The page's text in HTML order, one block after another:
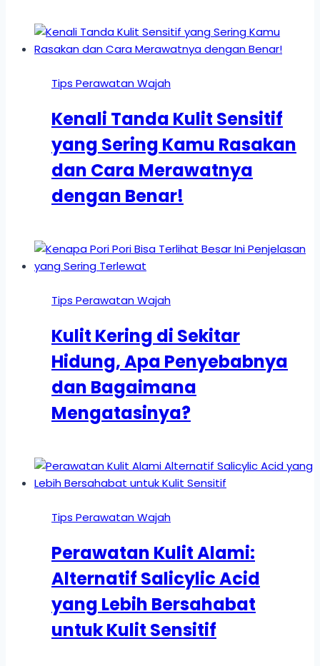
Tips Perawatan Wajah
Kenali Tanda Kulit Sensitif
yang Sering Kamu Rasakan
dan Cara Merawatnya
dengan Benar!
Tips Perawatan Wajah
Kulit Kering di Sekitar
Hidung, Apa Penyebabnya
dan Bagaimana
Mengatasinya?
Tips Perawatan Wajah
Perawatan Kulit Alami:
Alternatif Salicylic Acid
yang Lebih Bersahabat
untuk Kulit Sensitif